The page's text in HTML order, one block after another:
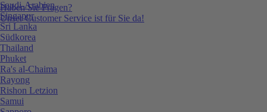
Haben Sie Fragen?
Unser Customer Service ist für Sie da!
Saudi-Arabien
Singapur
Sri Lanka
Südkorea
Thailand
Phuket
Ra's al-Chaima
Rayong
Rishon Letzion
Samui